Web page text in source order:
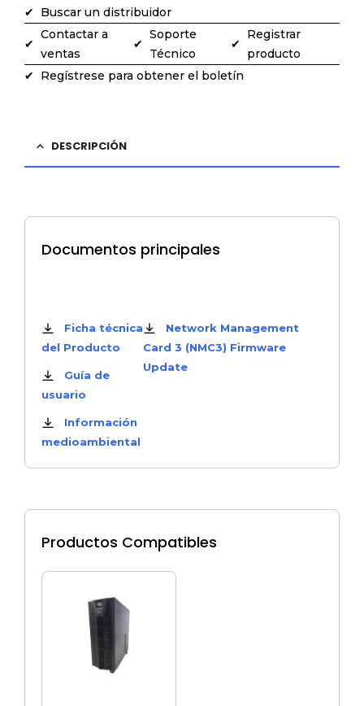
Buscar un distribuidor
Contactar a
ventas
Soporte
Técnico
Registrar
producto
Regístrese para obtener el boletín
DESCRIPCIÓN
Documentos principales
Ficha técnica
del Producto
Guía de
usuario
Información
medioambiental
Network Management
Card 3 (NMC3) Firmware
Update
Productos Compatibles